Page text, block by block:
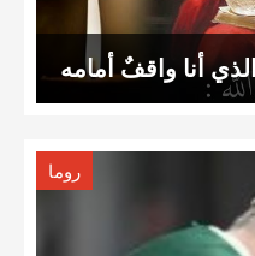
أنا واقفٌ أمامه
روما